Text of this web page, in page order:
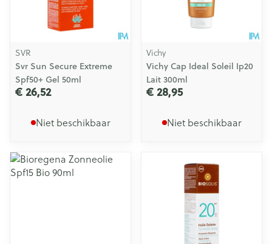
SVR
Svr Sun Secure Extreme
Spf50+ Gel 50ml
€ 26,52
Niet beschikbaar
Vichy
Vichy Cap Ideal Soleil Ip20
Lait 300ml
€ 28,95
Niet beschikbaar